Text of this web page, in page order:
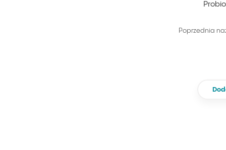
Poprzednia